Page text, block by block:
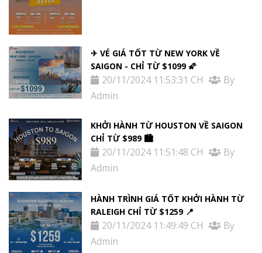
✈ VÉ GIÁ TỐT TỪ NEW YORK VỀ
SAIGON - CHỈ TỪ $1099 🌠
20/11/2024 11:53:31 CH
By
Admin
KHỞI HÀNH TỪ HOUSTON VỀ SAIGON
CHỈ TỪ $989 🏙
20/11/2024 11:51:48 CH
By
Admin
HÀNH TRÌNH GIÁ TỐT KHỞI HÀNH TỪ
RALEIGH CHỈ TỪ $1259 📍
20/11/2024 11:49:49 CH
By
Admin